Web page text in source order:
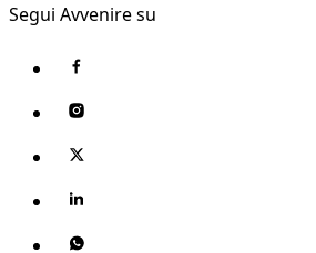
Segui Avvenire su